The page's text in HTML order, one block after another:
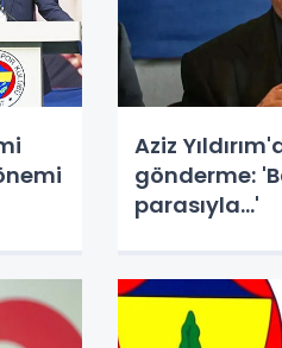
Aziz
gönderme:
parasıyla...'